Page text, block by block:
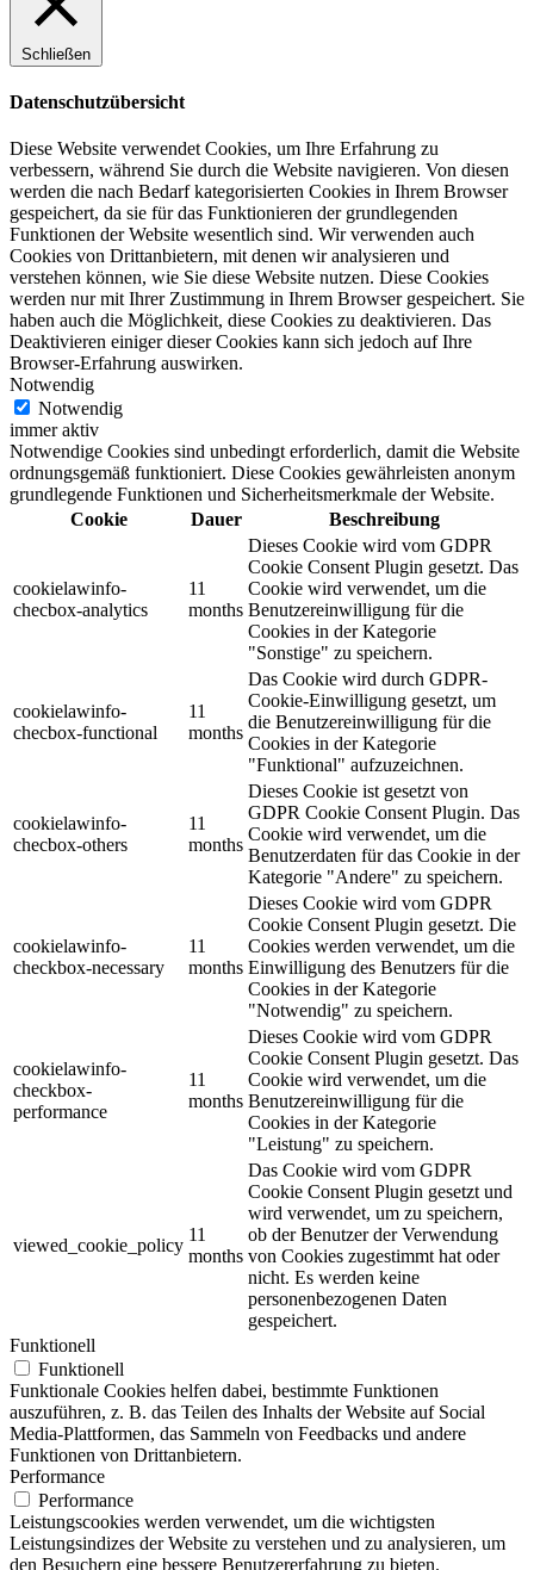
Schließen
Datenschutzübersicht
Diese Website verwendet Cookies, um Ihre Erfahrung zu
verbessern, während Sie durch die Website navigieren. Von diesen
werden die nach Bedarf kategorisierten Cookies in Ihrem Browser
gespeichert, da sie für das Funktionieren der grundlegenden
Funktionen der Website wesentlich sind. Wir verwenden auch
Cookies von Drittanbietern, mit denen wir analysieren und
verstehen können, wie Sie diese Website nutzen. Diese Cookies
werden nur mit Ihrer Zustimmung in Ihrem Browser gespeichert. Sie
haben auch die Möglichkeit, diese Cookies zu deaktivieren. Das
Deaktivieren einiger dieser Cookies kann sich jedoch auf Ihre
Browser-Erfahrung auswirken.
Notwendig
Notwendig
immer aktiv
Notwendige Cookies sind unbedingt erforderlich, damit die Website
ordnungsgemäß funktioniert. Diese Cookies gewährleisten anonym
grundlegende Funktionen und Sicherheitsmerkmale der Website.
Cookie
Dauer Beschreibung
cookielawinfo-
checbox-analytics
11
months
Dieses Cookie wird vom GDPR
Cookie Consent Plugin gesetzt. Das
Cookie wird verwendet, um die
Benutzereinwilligung für die
Cookies in der Kategorie
"Sonstige" zu speichern.
cookielawinfo-
checbox-functional
11
months
Das Cookie wird durch GDPR-
Cookie-Einwilligung gesetzt, um
die Benutzereinwilligung für die
Cookies in der Kategorie
"Funktional" aufzuzeichnen.
cookielawinfo-
checbox-others
11
months
Dieses Cookie ist gesetzt von
GDPR Cookie Consent Plugin. Das
Cookie wird verwendet, um die
Benutzerdaten für das Cookie in der
Kategorie "Andere" zu speichern.
cookielawinfo-
checkbox-necessary
11
months
Dieses Cookie wird vom GDPR
Cookie Consent Plugin gesetzt. Die
Cookies werden verwendet, um die
Einwilligung des Benutzers für die
Cookies in der Kategorie
"Notwendig" zu speichern.
cookielawinfo-
checkbox-
performance
11
months
Dieses Cookie wird vom GDPR
Cookie Consent Plugin gesetzt. Das
Cookie wird verwendet, um die
Benutzereinwilligung für die
Cookies in der Kategorie
"Leistung" zu speichern.
viewed_cookie_policy
11
months
Das Cookie wird vom GDPR
Cookie Consent Plugin gesetzt und
wird verwendet, um zu speichern,
ob der Benutzer der Verwendung
von Cookies zugestimmt hat oder
nicht. Es werden keine
personenbezogenen Daten
gespeichert.
Funktionell
Funktionell
Funktionale Cookies helfen dabei, bestimmte Funktionen
auszuführen, z. B. das Teilen des Inhalts der Website auf Social
Media-Plattformen, das Sammeln von Feedbacks und andere
Funktionen von Drittanbietern.
Performance
Performance
Leistungscookies werden verwendet, um die wichtigsten
Leistungsindizes der Website zu verstehen und zu analysieren, um
den Besuchern eine bessere Benutzererfahrung zu bieten.